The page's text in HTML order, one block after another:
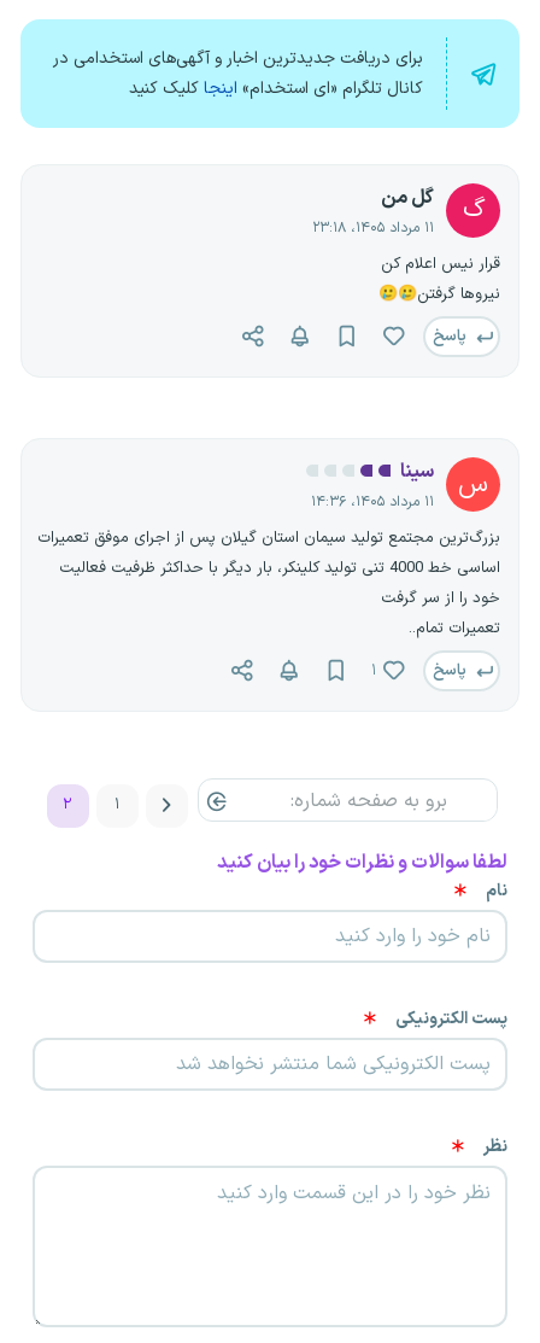
برای دریافت جدیدترین اخبار و آگهی‌های استخدامی در
کانال تلگرام «ای استخدام» اینجاکلیک کنید
گ گل من
۱۱ مرداد ۱۴۰۵، ۲۳:۱۸
قرار نیس اعلام کن
نیروها گرفتن🥲🥲
پاسخ
س سینا
۱۱ مرداد ۱۴۰۵، ۱۴:۳۶
بزرگ‌ترین مجتمع تولید سیمان استان گیلان پس از اجرای موفق تعمیرات
اساسی خط 4000 تنی تولید کلینکر، بار دیگر با حداکثر ظرفیت فعالیت
خود را از سر گرفت
تعمیرات تمام.‌.
پاسخ
۱
۱ ۲
لطفا سوالات و نظرات خود را بیان کنید
نام
پست الکترونیکی
نظر